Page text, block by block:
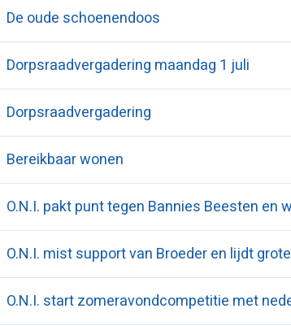
De oude schoenendoos
Dorpsraadvergadering maandag 1 juli
Dorpsraadvergadering
Bereikbaar wonen
O.N.I. pakt punt tegen Bannies Beesten en
O.N.I. mist support van Broeder en lijdt
O.N.I. start zomeravondcompetitie met